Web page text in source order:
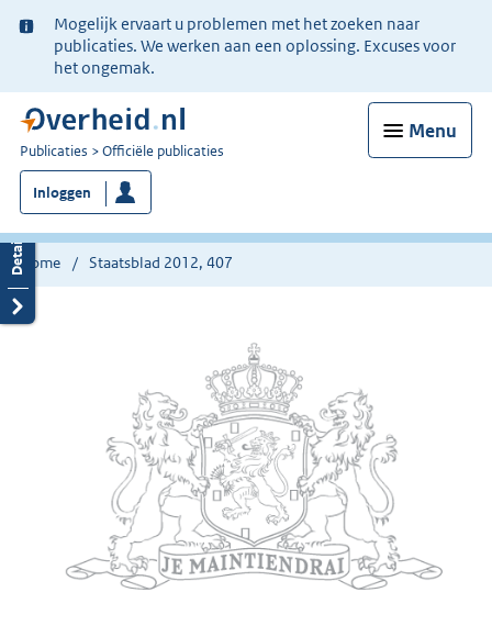
Ter
informatie:
Mogelijk ervaart u problemen met het zoeken naar
publicaties. We werken aan een oplossing. Excuses voor
het ongemak.
Menu
U
bent
nu
hier:
Publicaties Officiële publicaties
Inloggen
Home Staatsblad 2012, 407